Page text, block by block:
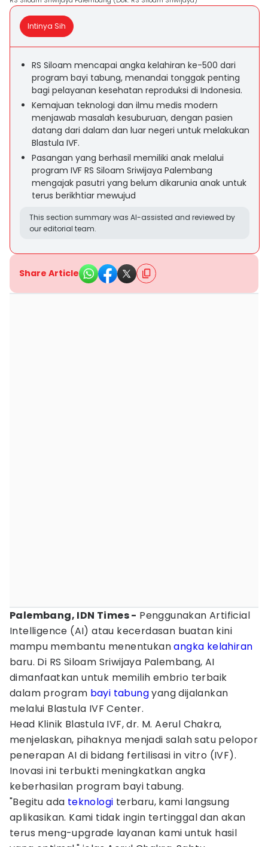
Intinya Sih
RS Siloam mencapai angka kelahiran ke-500 dari
program bayi tabung, menandai tonggak penting
bagi pelayanan kesehatan reproduksi di Indonesia.
Kemajuan teknologi dan ilmu medis modern
menjawab masalah kesuburuan, dengan pasien
datang dari dalam dan luar negeri untuk melakukan
Blastula IVF.
Pasangan yang berhasil memiliki anak melalui
program IVF RS Siloam Sriwijaya Palembang
mengajak pasutri yang belum dikarunia anak untuk
terus berikhtiar mewujud
This section summary was AI-assisted and reviewed by
our editorial team.
Share Article
Palembang, IDN Times - Penggunakan Artificial
Intelligence (AI) atau kecerdasan buatan kini
mampu membantu menentukanangka kelahiran
baru. Di RS Siloam Sriwijaya Palembang, AI
dimanfaatkan untuk memilih embrio terbaik
dalam program bayi tabungyang dijalankan
melalui Blastula IVF Center.
Head Klinik Blastula IVF, dr. M. Aerul Chakra,
menjelaskan, pihaknya menjadi salah satu pelopor
penerapan AI di bidang fertilisasi in vitro (IVF).
Inovasi ini terbukti meningkatkan angka
keberhasilan program bayi tabung.
"Begitu ada teknologi terbaru, kami langsung
aplikasikan. Kami tidak ingin tertinggal dan akan
terus meng-upgrade layanan kami untuk hasil